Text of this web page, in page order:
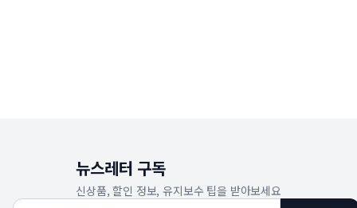
뉴스레터 구독
신상품, 할인 정보, 유지보수 팁을 받아보세요